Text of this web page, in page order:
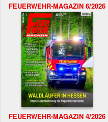
FEUERWEHR-MAGAZIN 6/2026
FEUERWEHR-MAGAZIN 4/2026